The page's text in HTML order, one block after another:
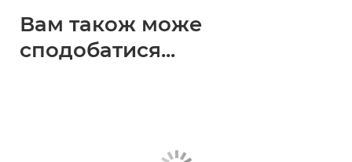
Вам також може
сподобатися...